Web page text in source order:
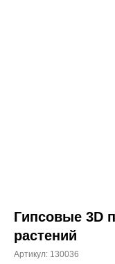
Гипсовые 3D
растений
Артикул: 130036